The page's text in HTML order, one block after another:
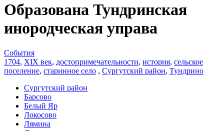
Образована Тундринская
инородческая управа
События
1704, XIX век, достопримечательности, история, сельское
поселение, старинное село , Сургутский район, Тундрино
Сургутский район
Барсово
Белый Яр
Локосово
Лямина